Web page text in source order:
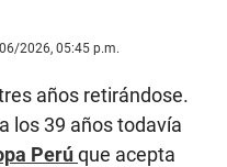
2026, 05:45 p.m.
años retirándose.
los 39 años todavía
Perúque acepta